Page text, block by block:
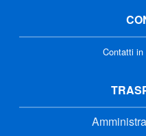
Contatti in